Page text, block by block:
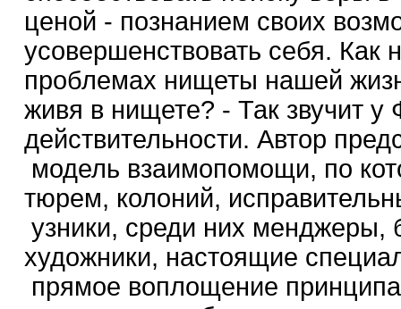
ценой - познанием своих
усовершенствовать себя. Как
проблемах нищеты нашей
живя в нищете? - Так звучит у
действительности. Автор
модель взаимопомощи, по
тюрем, колоний,
узники, среди них менджеры,
художники, настоящие
прямое воплощение